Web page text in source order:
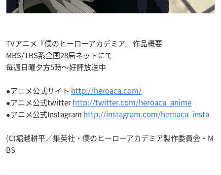
TVアニメ『僕のヒーローアカデミア』作品概要
MBS/TBS系全国28局ネットにて
毎週日曜夕方5時～好評放送中
●アニメ公式サイト http://heroaca.com/
●アニメ公式twitterhttp://twitter.com/heroaca_anime
●アニメ公式Instagram http://instagram.com/heroaca_insta
(C)堀越耕平／集英社・僕のヒーローアカデミア製作委員会・M
BS